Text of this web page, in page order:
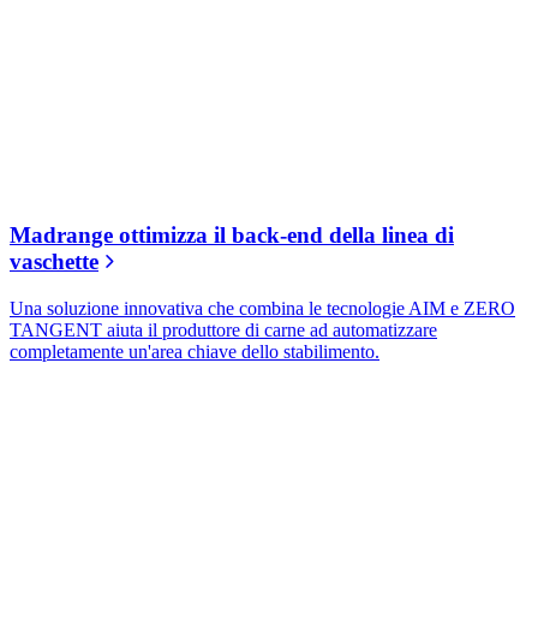
Madrange ottimizza il back-end della linea di
vaschette
Una soluzione innovativa che combina le tecnologie AIM e ZERO
TANGENT aiuta il produttore di carne ad automatizzare
completamente un'area chiave dello stabilimento.